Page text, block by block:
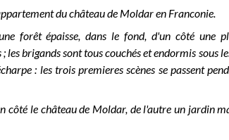
du château de Moldar en Franconie.
forêt épaisse, dans le fond, d'un côté une
les brigands sont tous couchés et endormis sous
: les trois premieres scènes se passent
côté le château de Moldar, de l'autre un jardin